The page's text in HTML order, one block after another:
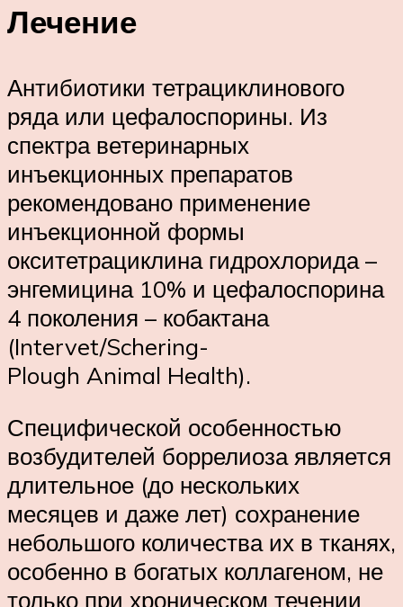
Лечение
Антибиотики тетрациклинового
ряда или цефалоспорины. Из
спектра ветеринарных
инъекционных препаратов
рекомендовано применение
инъекционной формы
окситетрациклина гидрохлорида –
энгемицина 10% и цефалоспорина
4 поколения – кобактана
(Intervet/Schering-
Plough Animal Health).
Специфической особенностью
возбудителей боррелиоза является
длительное (до нескольких
месяцев и даже лет) сохранение
небольшого количества их в тканях,
особенно в богатых коллагеном, не
только при хроническом течении